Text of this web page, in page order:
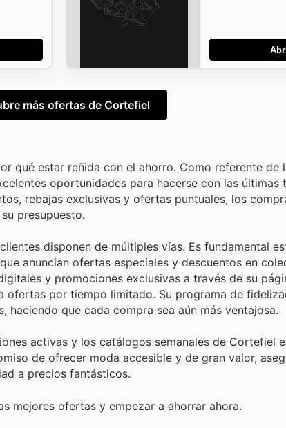
más ofertas de Cortefiel
qué estar reñida con el ahorro. Como referente de
oportunidades para hacerse con las últimas
rebajas exclusivas y ofertas puntuales, los
presupuesto.
disponen de múltiples vías. Es fundamental
anuncian ofertas especiales y descuentos en
y promociones exclusivas a través de su
ofertas por tiempo limitado. Su programa de
que cada compra sea aún más ventajosa.
activas y los catálogos semanales de Cortefiel
de ofrecer moda accesible y de gran valor,
a precios fantásticos.
mejores ofertas y empezar a ahorrar ahora.